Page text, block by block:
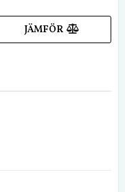
JÄMFÖR